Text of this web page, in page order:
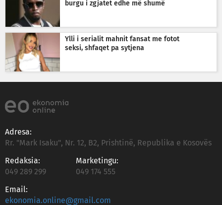
burgu i zgjatet edhe më shumë
Ylli i serialit mahnit fansat me fotot
seksi, shfaqet pa sytjena
Adresa:
Rr. "Mark Isaku", Nr. 12, B2, Prishtinë, Republika e Kosovës
Redaksia:
049 289 299
Marketingu:
049 174 555
Email:
ekonomia.online@gmail.com